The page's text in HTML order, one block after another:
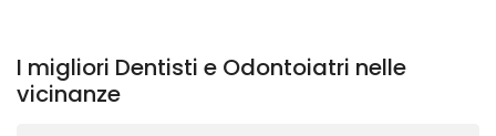
I migliori Dentisti e Odontoiatri nelle
vicinanze